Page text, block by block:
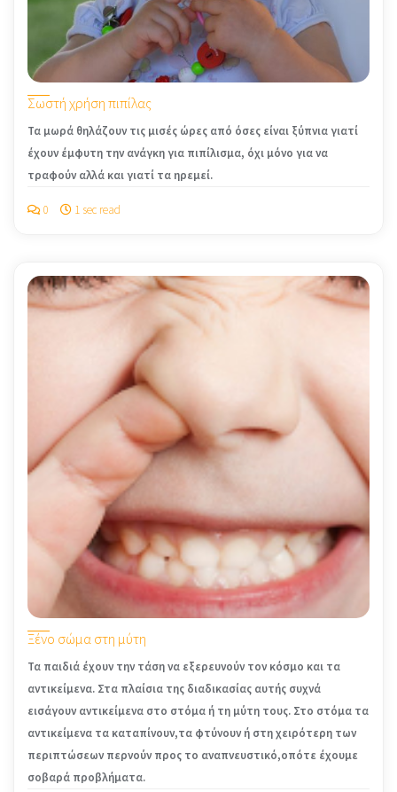
Σωστή χρήση πιπίλας
Τα μωρά θηλάζουν τις μισές ώρες από όσες είναι ξύπνια γιατί
έχουν έμφυτη την ανάγκη για πιπίλισμα, όχι μόνο για να
τραφούν αλλά και γιατί τα ηρεμεί.
0 1 sec read
Ξένο σώμα στη μύτη
Τα παιδιά έχουν την τάση να εξερευνούν τον κόσμo και τα
αντικείμενα. Στα πλαίσια της διαδικασίας αυτής συχνά
εισάγουν αντικείμενα στο στόμα ή τη μύτη τους. Στο στόμα τα
αντικείμενα τα καταπίνουν,τα φτύνουν ή στη χειρότερη των
περιπτώσεων περνούν προς το αναπνευστικό,οπότε έχουμε
σοβαρά προβλήματα.